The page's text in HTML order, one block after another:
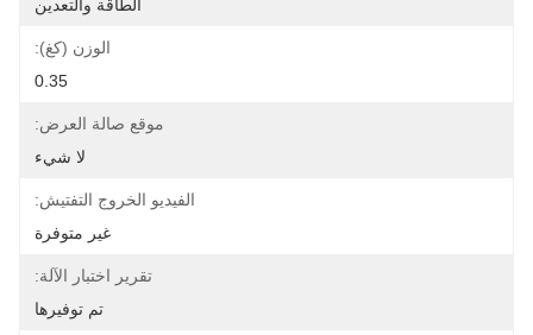
الطاقة والتعدين
الوزن (كغ):
0.35
موقع صالة العرض:
لا شيء
الفيديو الخروج التفتيش:
غير متوفرة
تقرير اختبار الآلة:
تم توفيرها